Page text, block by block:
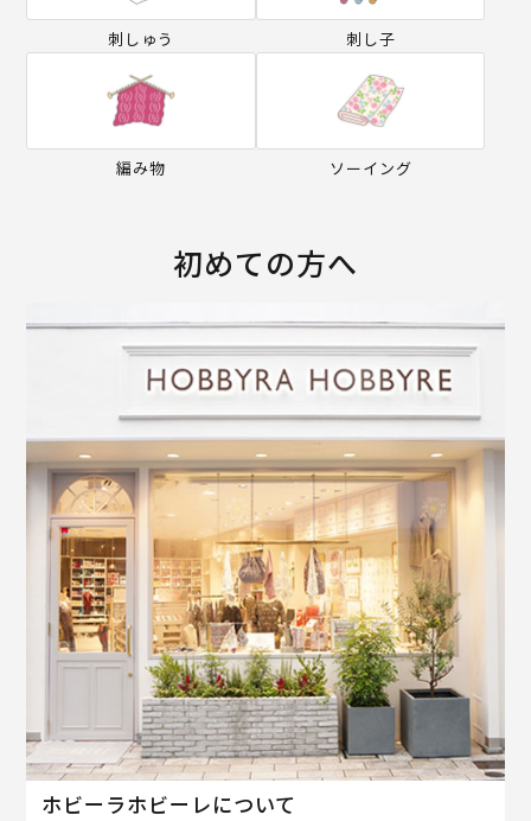
刺しゅう 刺し子
編み物 ソーイング
初めての方へ
ホビーラホビーレについて